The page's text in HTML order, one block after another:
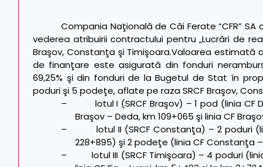
Compania Naţională de Căi Ferate “CFR”
vederea atribuirii contractului pentru „Lucrări de
Braşov, Constanţa şi Timişoara.Valoarea estimată
de finanţare este asigurată din fonduri
69,25% şi din fonduri de la Bugetul de Stat în
poduri şi 5 podeţe, aflate pe raza SRCF Braşov,
– lotul I (SRCF Braşov) – 1 pod (linia CF
Braşov – Deda, km 109+065 şi linia CF
– lotul II (SRCF Constanţa) – 2 poduri
228+895) şi 2 podeţe (linia CF Constanţa
– lotul III (SRCF Timişoara) – 4 poduri (linia